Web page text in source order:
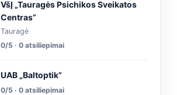
VšĮ „Tauragės Psichikos Sveikatos
Centras”
Tauragė
0/5 · 0 atsiliepimai
UAB „Baltoptik”
0/5 · 0 atsiliepimai